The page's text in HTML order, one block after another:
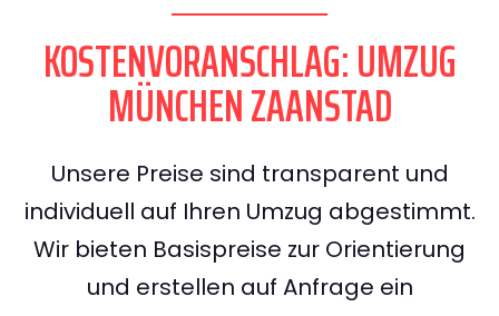
KOSTENVORANSCHLAG: UMZUG
MÜNCHEN ZAANSTAD
Unsere Preise sind transparent und
individuell auf Ihren Umzug abgestimmt.
Wir bieten Basispreise zur Orientierung
und erstellen auf Anfrage ein